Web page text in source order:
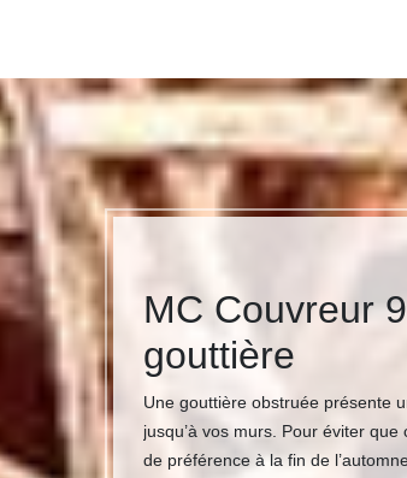
MC Couvreur
gouttière
Une gouttière obstruée présente
jusqu’à vos murs. Pour éviter
de préférence à la fin de